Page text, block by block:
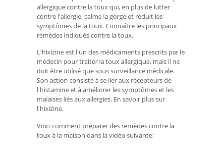
allergique contre la toux qui, en plus de lutter
contre l'allergie, calme la gorge et réduit les
symptômes de la toux. Connaître les principaux
remèdes indiqués contre la toux.
L'hixizine est l'un des médicaments prescrits par le
médecin pour traiter la toux allergique, mais il ne
doit être utilisé que sous surveillance médicale.
Son action consiste à se lier aux récepteurs de
l'histamine et à améliorer les symptômes et les
malaises liés aux allergies. En savoir plus sur
l'hixizine.
Voici comment préparer des remèdes contre la
toux à la maison dans la vidéo suivante: